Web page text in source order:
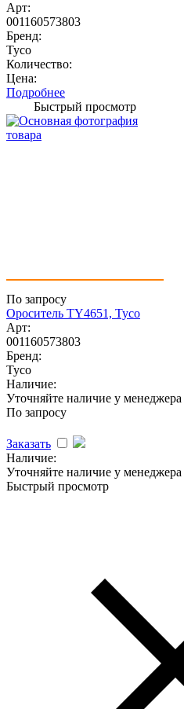
Арт:
001160573803
Бренд:
Tyco
Количество:
Цена:
Подробнее
Быстрый просмотр
По запросу
Ороситель TY4651, Tyco
Арт:
001160573803
Бренд:
Tyco
Наличие:
Уточняйте наличие у менеджера
По запросу
Заказать
Наличие:
Уточняйте наличие у менеджера
Быстрый просмотр